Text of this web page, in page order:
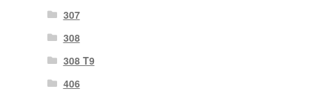
307
308
308 T9
406